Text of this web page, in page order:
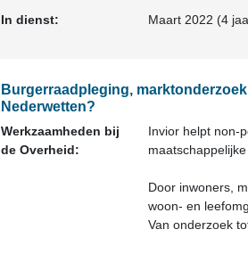
In dienst:
Maart 2022 (4
Burgerraadpleging,
Nederwetten?
Werkzaamheden bij
de Overheid:
Invior helpt non-
maatschappelijke
Door inwoners,
woon- en
Van onderzoek